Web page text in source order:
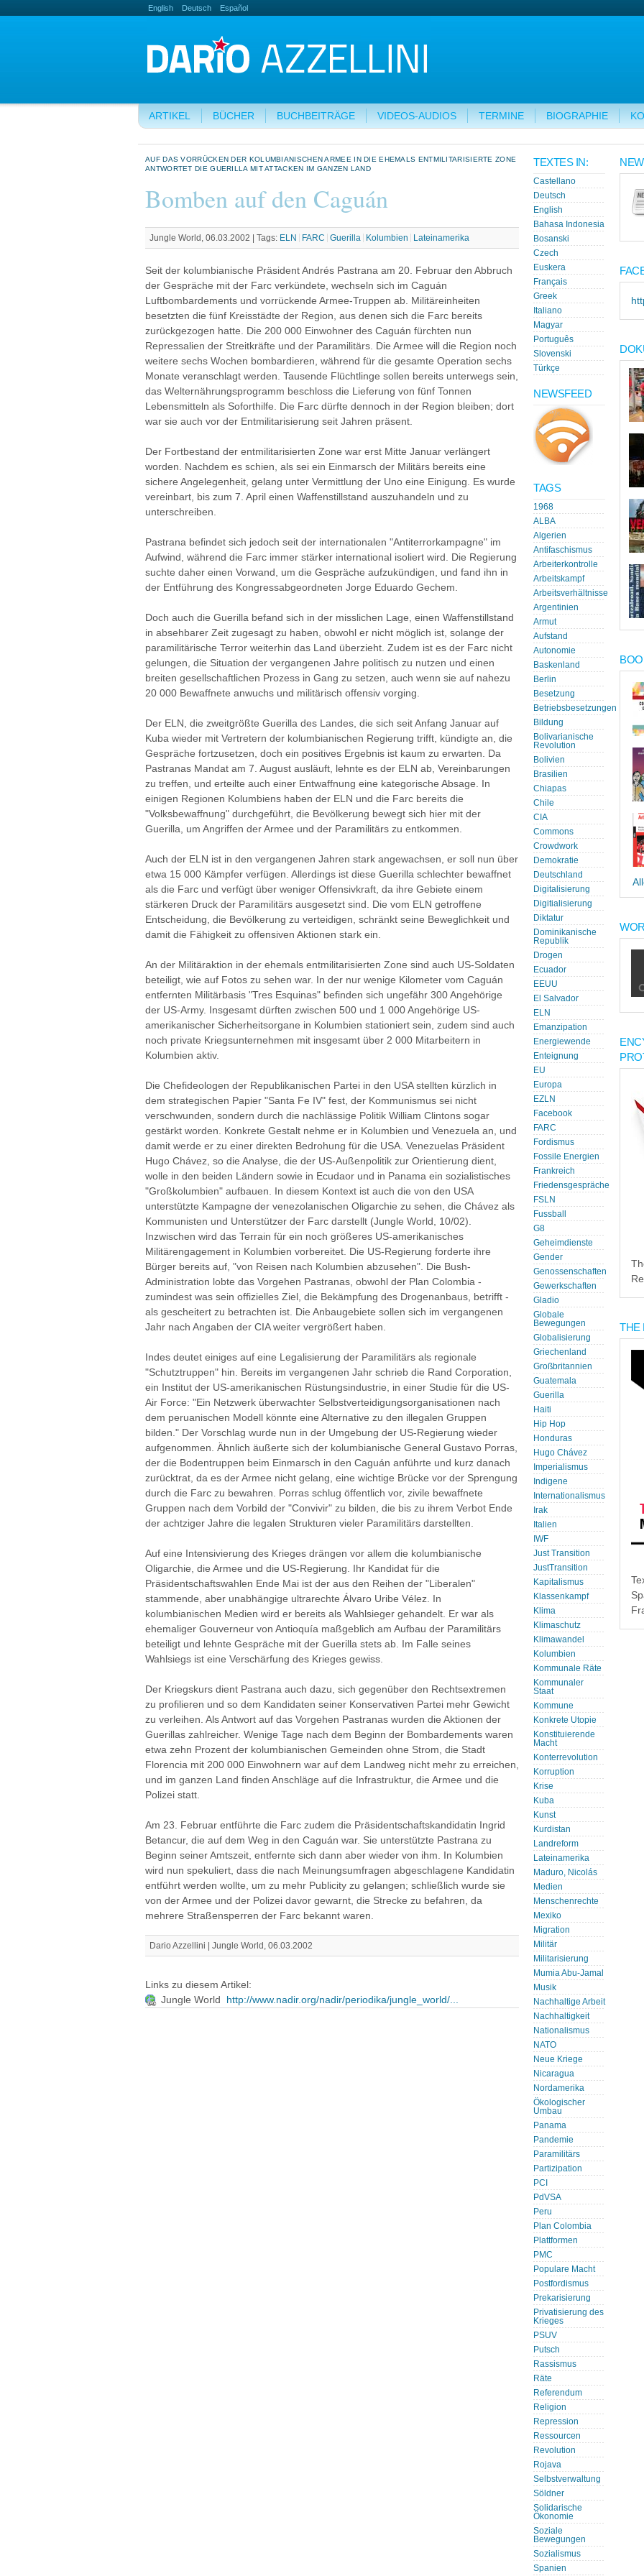
English Deutsch Español
ARTIKEL BÜCHER BUCHBEITRÄGE VIDEOS-AUDIOS TERMINE BIOGRAPHIE
AUF DAS VORRÜCKEN DER KOLUMBIANISCHEN ARMEE IN DIE EHEMALS ENTMILITARISIERTE ZONE
ANTWORTET DIE GUERILLA MIT ATTACKEN IM GANZEN LAND
Bomben auf den Caguán
Jungle World, 06.03.2002 | Tags: ELN FARC Guerilla Kolumbien Lateinamerika
Seit der kolumbianische Präsident Andrés Pastrana am 20. Februar den Abbruch
der Gespräche mit der Farc verkündete, wechseln sich im Caguán
Luftbombardements und vorrückende Armee-Truppen ab. Militäreinheiten
besetzten die fünf Kreisstädte der Region, aus denen sich die Farc bereits
zurückgezogen hatte. Die 200 000 Einwohner des Caguán fürchten nun
Repressalien der Streitkräfte und der Paramilitärs. Die Armee will die Region noch
weitere sechs Wochen bombardieren, während für die gesamte Operation sechs
Monate veranschlagt werden. Tausende Flüchtlinge sollen bereits unterwegs sein,
das Welternährungsprogramm beschloss die Lieferung von fünf Tonnen
Lebensmitteln als Soforthilfe. Die Farc dürfte dennoch in der Region bleiben; dort
war sie auch vor der Entmilitarisierung seit Jahren präsent.
Der Fortbestand der entmilitarisierten Zone war erst Mitte Januar verlängert
worden. Nachdem es schien, als sei ein Einmarsch der Militärs bereits eine
sichere Angelegenheit, gelang unter Vermittlung der Uno eine Einigung. Es wurde
vereinbart, bis zum 7. April einen Waffenstillstand auszuhandeln und zu
unterschreiben.
Pastrana befindet sich jedoch seit der internationalen "Antiterrorkampagne" im
Aufwind, während die Farc immer stärker international isoliert wird. Die Regierung
suchte daher einen Vorwand, um die Gespräche aufzukündigen, und fand ihn in
der Entführung des Kongressabgeordneten Jorge Eduardo Gechem.
Doch auch die Guerilla befand sich in der misslichen Lage, einen Waffenstillstand
in absehbarer Zeit zugesagt zu haben, obwohl er nicht möglich ist, solange der
paramilitärische Terror weiterhin das Land überzieht. Zudem ist es der Farc nicht
gelungen, die Situation der vergangenen Jahre politisch zu nutzen und einen
breiten gesellschaftlichen Prozess in Gang zu setzen, auch wenn sie auf nahezu
20 000 Bewaffnete anwuchs und militärisch offensiv vorging.
Der ELN, die zweitgrößte Guerilla des Landes, die sich seit Anfang Januar auf
Kuba wieder mit Vertretern der kolumbianischen Regierung trifft, kündigte an, die
Gespräche fortzusetzen, doch ein positives Ergebnis ist kaum zu erwarten. Da
Pastranas Mandat am 7. August ausläuft, lehnte es der ELN ab, Vereinbarungen
zu treffen, und erteilte auch einer Entwaffnung eine kategorische Absage. In
einigen Regionen Kolumbiens haben der ELN und die Farc bereits die
"Volksbewaffnung" durchgeführt, die Bevölkerung bewegt sich hier mit der
Guerilla, um Angriffen der Armee und der Paramilitärs zu entkommen.
Auch der ELN ist in den vergangenen Jahren stark angewachsen, er soll nun über
etwa 15 000 Kämpfer verfügen. Allerdings ist diese Guerilla schlechter bewaffnet
als die Farc und verfügt über weniger Offensivkraft, da ihre Gebiete einem
stärkeren Druck der Paramilitärs ausgesetzt sind. Die vom ELN getroffene
Entscheidung, die Bevölkerung zu verteidigen, schränkt seine Beweglichkeit und
damit die Fähigkeit zu offensiven Aktionen stark ein.
An der Militäraktion in der ehemals entmilitarisierten Zone sind auch US-Soldaten
beteiligt, wie auf Fotos zu sehen war. In der nur wenige Kilometer vom Caguán
entfernten Militärbasis "Tres Esquinas" befinden sich ungefähr 300 Angehörige
der US-Army. Insgesamt dürften zwischen 500 und 1 000 Angehörige US-
amerikanischer Sicherheitsorgane in Kolumbien stationiert sein, zudem sind auch
noch private Kriegsunternehmen mit insgesamt über 2 000 Mitarbeitern in
Kolumbien aktiv.
Die Chefideologen der Republikanischen Partei in den USA stellten kürzlich in
dem strategischen Papier "Santa Fe IV" fest, der Kommunismus sei nicht
verschwunden, sondern durch die nachlässige Politik William Clintons sogar
gestärkt worden. Konkrete Gestalt nehme er in Kolumbien und Venezuela an, und
damit werde er zu einer direkten Bedrohung für die USA. Venezuelas Präsident
Hugo Chávez, so die Analyse, die der US-Außenpolitik zur Orientierung dient,
wolle in den beiden Ländern sowie in Ecudaor und in Panama ein sozialistisches
"Großkolumbien" aufbauen. In diesem Kontext ist auch die von den USA
unterstützte Kampagne der venezolanischen Oligarchie zu sehen, die Chávez als
Kommunisten und Unterstützer der Farc darstellt (Jungle World, 10/02).
Inzwischen wird das Terrain für ein noch größeres US-amerikanisches
Militärengagement in Kolumbien vorbereitet. Die US-Regierung forderte ihre
Bürger bereits auf, "von Reisen nach Kolumbien abzusehen". Die Bush-
Administration lobte das Vorgehen Pastranas, obwohl der Plan Colombia -
zumindest was sein offizielles Ziel, die Bekämpfung des Drogenanbaus, betrifft -
als gescheitert zu betrachten ist. Die Anbaugebiete sollen sich im vergangenen
Jahr nach Angaben der CIA weiter vergrößert haben.
Indes deutet einiges auf eine Legalisierung der Paramilitärs als regionale
"Schutztruppen" hin. Bereits im vergangenen Jahr schrieb die Rand Corporation,
ein Institut der US-amerikanischen Rüstungsindustrie, in einer Studie für die US-
Air Force: "Ein Netzwerk überwachter Selbstverteidigungsorganisationen nach
dem peruanischen Modell könnte eine Alternative zu den illegalen Gruppen
bilden." Der Vorschlag wurde nun in der Umgebung der US-Regierung wieder
aufgenommen. Ähnlich äußerte sich der kolumbianische General Gustavo Porras,
der die Bodentruppen beim Einmarsch in den Caguán anführte und kurz danach
zurücktrat, da es der Armee nicht gelang, eine wichtige Brücke vor der Sprengung
durch die Farc zu bewahren. Porras schlug öffentlich vor, zivile bewaffnete
Gruppen nach dem Vorbild der "Convivir" zu bilden, die bis zu ihrem Verbot Ende
der achtziger Jahre die legalen Strukturen vieler Paramilitärs darstellten.
Auf eine Intensivierung des Krieges drängen vor allem die kolumbianische
Oligarchie, die Armee und die US-Regierung. Ihr Kandidat für die
Präsidentschaftswahlen Ende Mai ist der aus den Reihen der "Liberalen"
stammende, aber unabhängige ultrarechte Álvaro Uribe Vélez. In
kolumbianischen Medien wird er bereits als Wahlsieger gehandelt. Er war als
ehemaliger Gouverneur von Antioquía maßgeblich am Aufbau der Paramilitärs
beteiligt und lehnte Gespräche mit der Guerilla stets ab. Im Falle seines
Wahlsiegs ist eine Verschärfung des Krieges gewiss.
Der Kriegskurs dient Pastrana auch dazu, sich gegenüber den Rechtsextremen
zu profilieren und so dem Kandidaten seiner Konservativen Partei mehr Gewicht
zu verleihen. Als Antwort auf das Vorgehen Pastranas wurden die Aktionen der
Guerillas zahlreicher. Wenige Tage nach dem Beginn der Bombardements waren
etwa zehn Prozent der kolumbianischen Gemeinden ohne Strom, die Stadt
Florencia mit 200 000 Einwohnern war auf dem Landweg nicht mehr zu erreichen,
und im ganzen Land finden Anschläge auf die Infrastruktur, die Armee und die
Polizei statt.
Am 23. Februar entführte die Farc zudem die Präsidentschaftskandidatin Ingrid
Betancur, die auf dem Weg in den Caguán war. Sie unterstützte Pastrana zu
Beginn seiner Amtszeit, entfernte sich dann aber wieder von ihm. In Kolumbien
wird nun spekuliert, dass die nach Meinungsumfragen abgeschlagene Kandidatin
entführt werden wollte, um zu mehr Publicity zu gelangen; schließlich wurde sie
von der Armee und der Polizei davor gewarnt, die Strecke zu befahren, da
mehrere Straßensperren der Farc bekannt waren.
Dario Azzellini | Jungle World, 06.03.2002
Links zu diesem Artikel:
Jungle World
http://www.nadir.org/nadir/periodika/jungle_world/...
TEXTES IN:
Castellano
Deutsch
English
Bahasa Indonesia
Bosanski
Czech
Euskera
Français
Greek
Italiano
Magyar
Português
Slovenski
Türkçe
NEWSFEED
TAGS
1968
ALBA
Algerien
Antifaschismus
Arbeiterkontrolle
Arbeitskampf
Arbeitsverhältnisse
Argentinien
Armut
Aufstand
Autonomie
Baskenland
Berlin
Besetzung
Betriebsbesetzungen
Bildung
Bolivarianische
Revolution
Bolivien
Brasilien
Chiapas
Chile
CIA
Commons
Crowdwork
Demokratie
Deutschland
Digitalisierung
Digitialisierung
Diktatur
Dominikanische
Republik
Drogen
Ecuador
EEUU
El Salvador
ELN
Emanzipation
Energiewende
Enteignung
EU
Europa
EZLN
Facebook
FARC
Fordismus
Fossile Energien
Frankreich
Friedensgespräche
FSLN
Fussball
G8
Geheimdienste
Gender
Genossenschaften
Gewerkschaften
Gladio
Globale
Bewegungen
Globalisierung
Griechenland
Großbritannien
Guatemala
Guerilla
Haiti
Hip Hop
Honduras
Hugo Chávez
Imperialismus
Indigene
Internationalismus
Irak
Italien
IWF
Just Transition
JustTransition
Kapitalismus
Klassenkampf
Klima
Klimaschutz
Klimawandel
Kolumbien
Kommunale Räte
Kommunaler
Staat
Kommune
Konkrete Utopie
Konstituierende
Macht
Konterrevolution
Korruption
Krise
Kuba
Kunst
Kurdistan
Landreform
Lateinamerika
Maduro, Nicolás
Medien
Menschenrechte
Mexiko
Migration
Militär
Militarisierung
Mumia Abu-Jamal
Musik
Nachhaltige Arbeit
Nachhaltigkeit
Nationalismus
NATO
Neue Kriege
Nicaragua
Nordamerika
Ökologischer
Umbau
Panama
Pandemie
Paramilitärs
Partizipation
PCI
PdVSA
Peru
Plan Colombia
Plattformen
PMC
Populare Macht
Postfordismus
Prekarisierung
Privatisierung des
Krieges
PSUV
Putsch
Rassismus
Räte
Referendum
Religion
Repression
Ressourcen
Revolution
Rojava
Selbstverwaltung
Söldner
Solidarische
Ökonomie
Soziale
Bewegungen
Sozialismus
Spanien
THE